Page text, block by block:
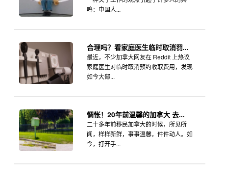
鸣：中国人...
合理吗？看家庭医生临时取消罚...
最近，不少加拿大网友在 Reddit 上热议
家庭医生对临时取消预约收取费用，发现
如今大部...
惆怅！20年前温馨的加拿大 去...
二十多年前移民加拿大的时候，所见所
闻，样样新鲜，事事温馨，件件动人。如
今，打开手...